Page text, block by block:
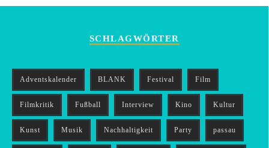
SCHLAGWÖRTER
Adventskalender BLANK Festival Film
Filmkritik Fußball Interview Kino Kultur
Kunst Musik Nachhaltigkeit Party passau